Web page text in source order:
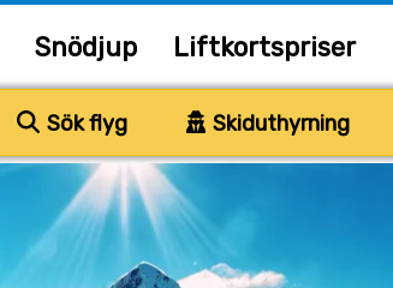
Snödjup Liftkortspriser
Sök flyg Skiduthyrning